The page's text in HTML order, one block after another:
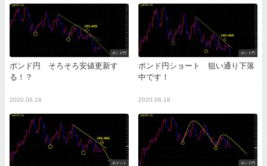
ポンド円
ポンド円 そろそろ安値更新す
る！？
2020.06.18
ポンド円
ポンド円ショート 狙い通り下落
中です！
2020.06.18
ポイント ポンド円